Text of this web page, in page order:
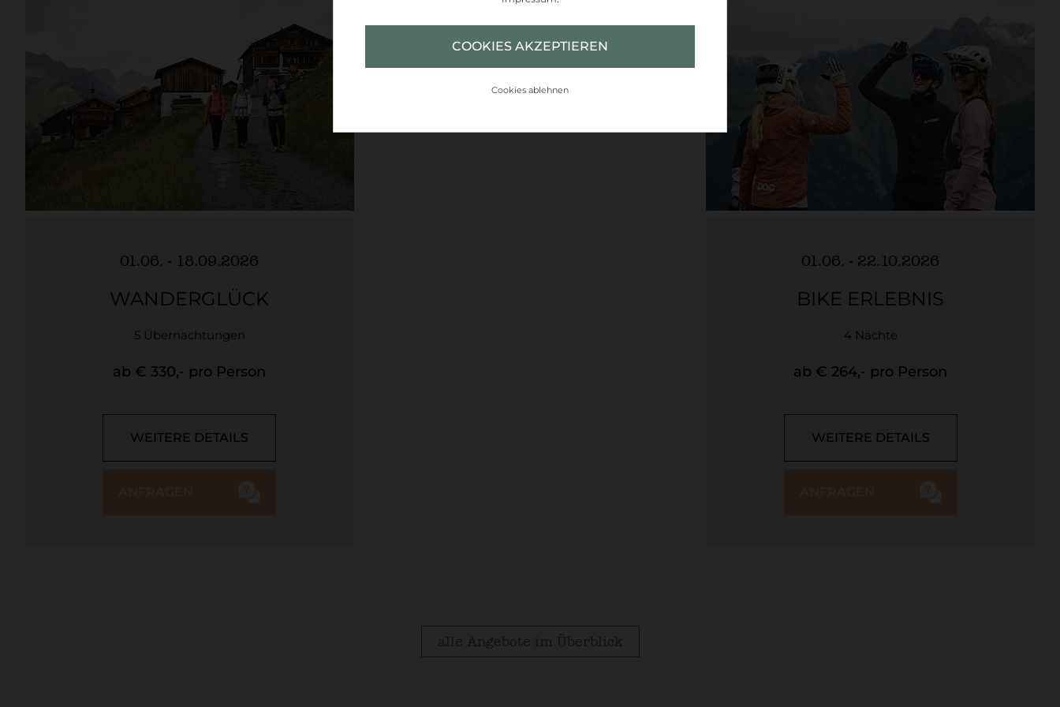
01.06. - 18.09.2026
WANDERGLÜCK
5 Übernachtungen
ab € 330,- pro Person
WEITERE DETAILS
01.06. - 22.10.2026
BIKE ERLEBNIS
4 Nächte
ab € 264,- pro Person
WEITERE DETAILS
alle Angebote im Überblick
COOKIES AKZEPTIEREN
Cookies ablehnen